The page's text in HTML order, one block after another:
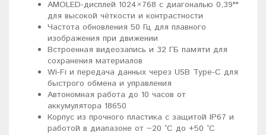
AMOLED-дисплей 1024×768 с диагональю 0,39""
для высокой чёткости и контрастности
Частота обновления 50 Гц для плавного
изображения при движении
Встроенная видеозапись и 32 ГБ памяти для
сохранения материалов
Wi-Fi и передача данных через USB Type-C для
быстрого обмена и управления
Автономная работа до 10 часов от
аккумулятора 18650
Корпус из прочного пластика с защитой IP67 и
работой в диапазоне от −20 °C до +50 °C